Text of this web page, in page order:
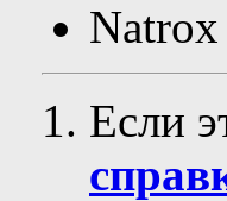
Natrox
Если